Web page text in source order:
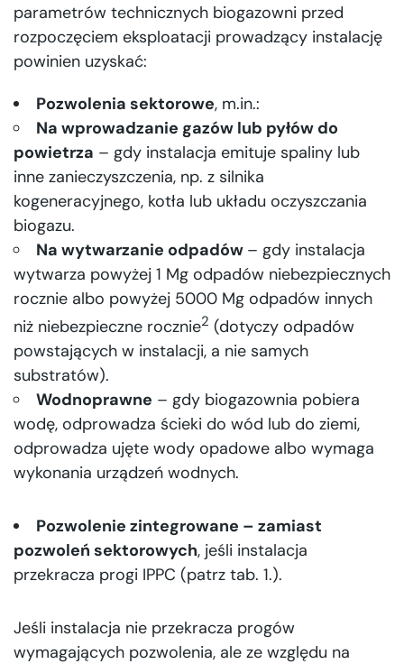
parametrów technicznych biogazowni przed
rozpoczęciem eksploatacji prowadzący instalację
powinien uzyskać:
Pozwolenia sektorowe, m.in.:
Na wprowadzanie gazów lub pyłów do
powietrza – gdy instalacja emituje spaliny lub
inne zanieczyszczenia, np. z silnika
kogeneracyjnego, kotła lub układu oczyszczania
biogazu.
Na wytwarzanie odpadów – gdy instalacja
wytwarza powyżej 1 Mg odpadów niebezpiecznych
rocznie albo powyżej 5000 Mg odpadów innych
niż niebezpieczne rocznie2 (dotyczy odpadów
powstających w instalacji, a nie samych
substratów).
Wodnoprawne – gdy biogazownia pobiera
wodę, odprowadza ścieki do wód lub do ziemi,
odprowadza ujęte wody opadowe albo wymaga
wykonania urządzeń wodnych.
Pozwolenie zintegrowane – zamiast
pozwoleń sektorowych, jeśli instalacja
przekracza progi IPPC (patrz tab. 1.).
Jeśli instalacja nie przekracza progów
wymagających pozwolenia, ale ze względu na